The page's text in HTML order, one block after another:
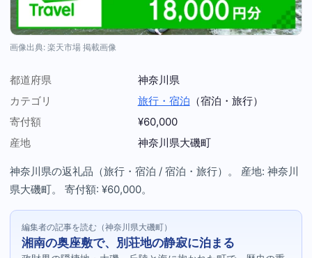
画像出典: 楽天市場 掲載画像
都道府県
神奈川県
カテゴリ
旅行・宿泊 （宿泊・旅行）
寄付額
¥60,000
産地
神奈川県大磯町
神奈川県の返礼品（旅行・宿泊 / 宿泊・旅行）。 産地: 神奈川
県大磯町。 寄付額: ¥60,000。
編集者の記事を読む（神奈川県大磯町）
湘南の奥座敷で、別荘地の静寂に泊まる